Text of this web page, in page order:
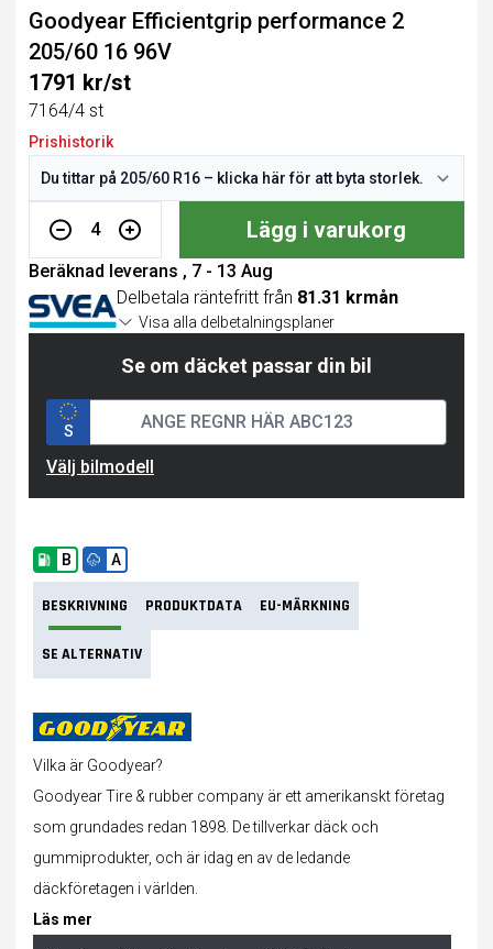
Goodyear Efficientgrip performance 2
205/60 16 96V
1791 kr/st
7164/4 st
Prishistorik
4 Lägg i varukorg
Beräknad leverans , 7 - 13 Aug
Delbetala räntefritt från 81.31 krmån
Visa alla delbetalningsplaner
Se om däcket passar din bil
S
Välj bilmodell
B A
BESKRIVNING PRODUKTDATA EU-MÄRKNING
SE ALTERNATIV
Vilka är Goodyear?
Goodyear Tire & rubber company är ett amerikanskt företag
som grundades redan 1898. De tillverkar däck och
gummiprodukter, och är idag en av de ledande
däckföretagen i världen.
Läs mer